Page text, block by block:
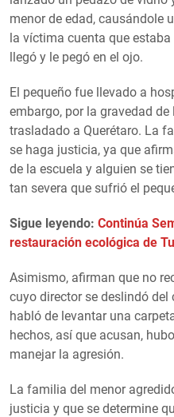
menor de edad, causándole
la víctima cuenta que
llegó y le pegó en el ojo.
El pequeño fue llevado a
embargo, por la gravedad
trasladado a Querétaro. La
se haga justicia, ya que
de la escuela y alguien se
tan severa que sufrió el
Sigue leyendo: Continúa
restauración ecológica de
Asimismo, afirman que no
cuyo director se deslindó
habló de levantar una
hechos, así que acusan,
manejar la agresión.
La familia del menor
justicia y que se determine